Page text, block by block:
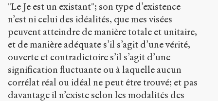
"Le Je est un existant"; son type d’existence
n’est ni celui des idéalités, que mes visées
peuvent atteindre de manière totale et unitaire,
et de manière adéquate s’il s’agit d’une vérité,
ouverte et contradictoire s’il s’agit d’une
signification fluctuante ou à laquelle aucun
corrélat réal ou idéal ne peut être trouvé; et pas
davantage il n’existe selon les modalités des